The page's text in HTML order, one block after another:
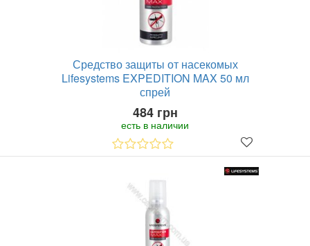
Средство защиты от насекомых
Lifesystems EXPEDITION MAX 50 мл
спрей
484 грн
есть в наличии